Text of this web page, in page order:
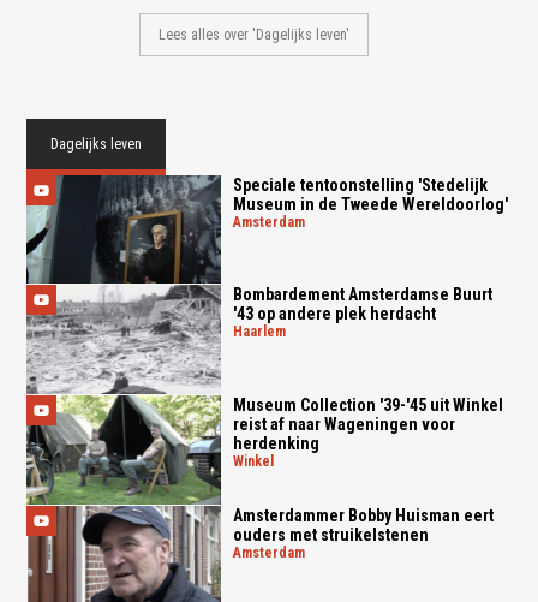
Lees alles over 'Dagelijks leven'
Dagelijks leven
Speciale tentoonstelling 'Stedelijk
Museum in de Tweede Wereldoorlog'
amsterdam
Bombardement Amsterdamse Buurt
'43 op andere plek herdacht
haarlem
Museum Collection '39-'45 uit Winkel
reist af naar Wageningen voor
herdenking
winkel
Amsterdammer Bobby Huisman eert
ouders met struikelstenen
amsterdam